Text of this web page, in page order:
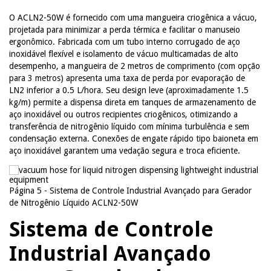
O ACLN2-50W é fornecido com uma mangueira criogênica a vácuo,
projetada para minimizar a perda térmica e facilitar o manuseio
ergonômico. Fabricada com um tubo interno corrugado de aço
inoxidável flexível e isolamento de vácuo multicamadas de alto
desempenho, a mangueira de 2 metros de comprimento (com opção
para 3 metros) apresenta uma taxa de perda por evaporação de
LN2 inferior a 0.5 L/hora. Seu design leve (aproximadamente 1.5
kg/m) permite a dispensa direta em tanques de armazenamento de
aço inoxidável ou outros recipientes criogênicos, otimizando a
transferência de nitrogênio líquido com mínima turbulência e sem
condensação externa. Conexões de engate rápido tipo baioneta em
aço inoxidável garantem uma vedação segura e troca eficiente.
Página 5 - Sistema de Controle Industrial Avançado para Gerador
de Nitrogênio Líquido ACLN2-50W
Sistema de Controle
Industrial Avançado